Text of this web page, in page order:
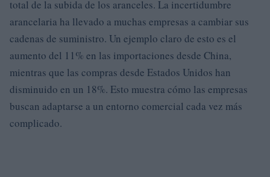
total de la subida de los aranceles. La incertidumbre
arancelaria ha llevado a muchas empresas a cambiar sus
cadenas de suministro. Un ejemplo claro de esto es el
aumento del 11% en las importaciones desde China,
mientras que las compras desde Estados Unidos han
disminuido en un 18%. Esto muestra cómo las empresas
buscan adaptarse a un entorno comercial cada vez más
complicado.